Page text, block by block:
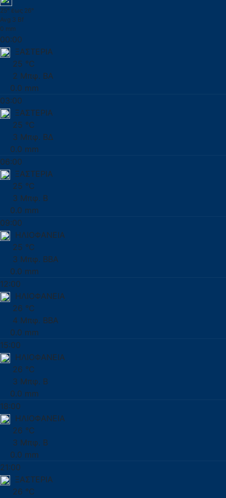
25° έως 26°
Avg 3 Bf
0 mm
00:00
ΞΑΣΤΕΡΙΑ
25 °C
2 Μπφ. ΒΑ
0.0 mm
03:00
ΞΑΣΤΕΡΙΑ
25 °C
3 Μπφ. ΒΔ
0.0 mm
06:00
ΞΑΣΤΕΡΙΑ
25 °C
3 Μπφ. Β
0.0 mm
09:00
ΗΛΙΟΦΑΝΕΙΑ
25 °C
3 Μπφ. ΒΒΑ
0.0 mm
12:00
ΗΛΙΟΦΑΝΕΙΑ
26 °C
4 Μπφ. ΒΒΑ
0.0 mm
15:00
ΗΛΙΟΦΑΝΕΙΑ
26 °C
3 Μπφ. Β
0.0 mm
18:00
ΗΛΙΟΦΑΝΕΙΑ
26 °C
3 Μπφ. Β
0.0 mm
21:00
ΞΑΣΤΕΡΙΑ
26 °C